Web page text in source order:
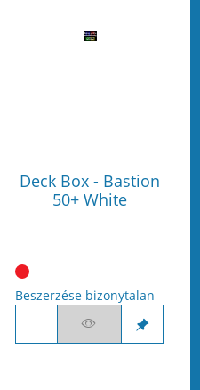
Deck Box - Bastion
50+ White
Beszerzése bizonytalan